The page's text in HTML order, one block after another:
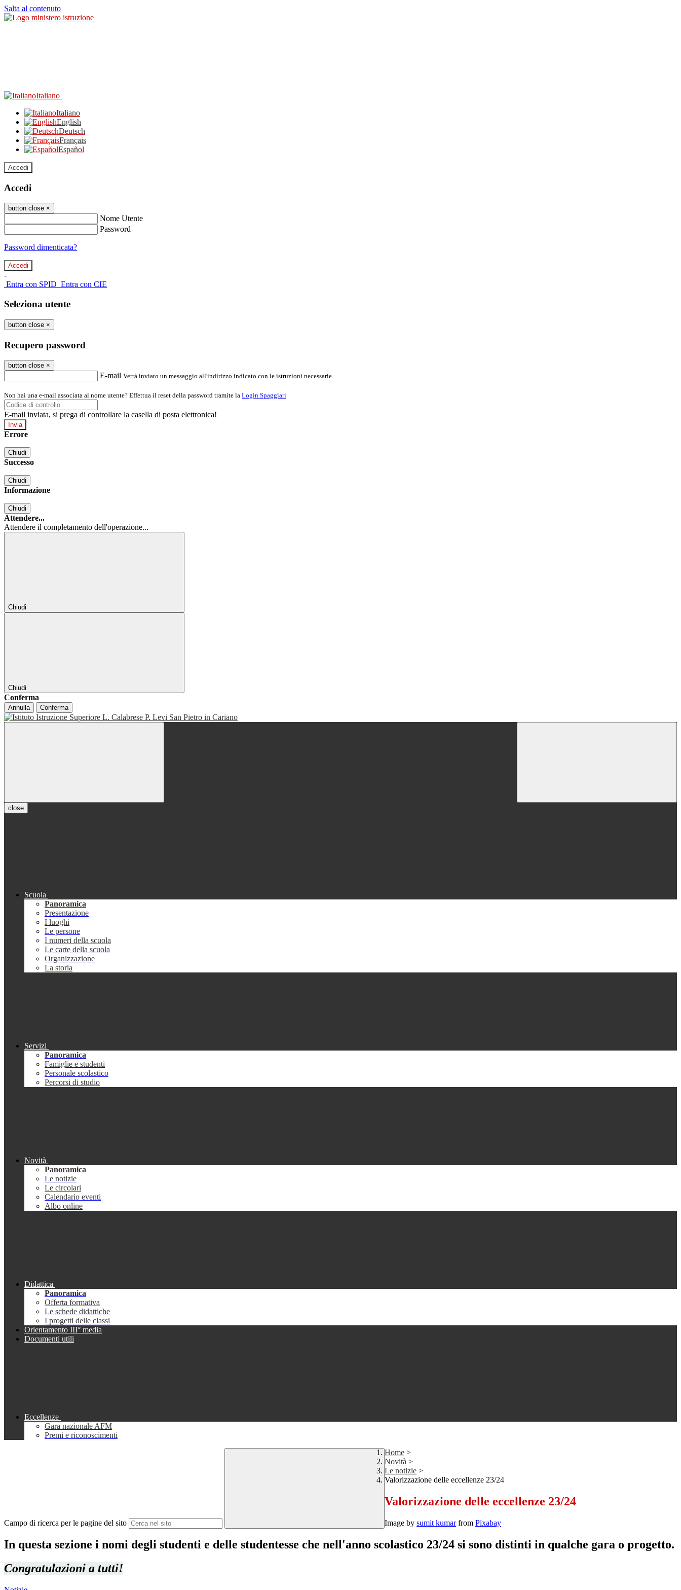
Salta al contenuto
Italiano
Italiano
English
Deutsch
Français
Español
Accedi
Accedi
button close ×
Nome Utente
Password
Password dimenticata?
-
Entra con SPID Entra con CIE
Seleziona utente
button close ×
Recupero password
button close ×
E-mail Verrà inviato un messaggio all'indirizzo indicato con le istruzioni necessarie.
Non hai una e-mail associata al nome utente? Effettua il reset della password tramite la Login Spaggiari
E-mail inviata, si prega di controllare la casella di posta elettronica!
Errore
Chiudi
Successo
Chiudi
Informazione
Chiudi
Attendere...
Attendere il completamento dell'operazione...
Chiudi
Chiudi
Conferma
Annulla Conferma
close
Scuola
Panoramica
Presentazione
I luoghi
Le persone
I numeri della scuola
Le carte della scuola
Organizzazione
La storia
Servizi
Panoramica
Famiglie e studenti
Personale scolastico
Percorsi di studio
Novità
Panoramica
Le notizie
Le circolari
Calendario eventi
Albo online
Didattica
Panoramica
Offerta formativa
Le schede didattiche
I progetti delle classi
Orientamento III° media
Documenti utili
Eccellenze
Gara nazionale AFM
Premi e riconoscimenti
Campo di ricerca per le pagine del sito
Home >
Novità >
Le notizie >
Valorizzazione delle eccellenze 23/24
Valorizzazione delle eccellenze 23/24
Image by sumit kumarfrom Pixabay
In questa sezione i nomi degli studenti e delle studentesse che nell'anno scolastico 23/24 si sono distinti in qualche gara o progetto.
Congratulazioni a tutti!